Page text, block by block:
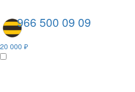
966 500 09 09
20 000 ₽